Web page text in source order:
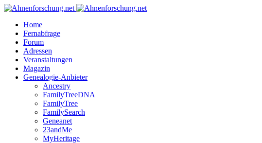
Home
Fernabfrage
Forum
Adressen
Veranstaltungen
Magazin
Genealogie-Anbieter
Ancestry
FamilyTreeDNA
FamilyTree
FamilySearch
Geneanet
23andMe
MyHeritage